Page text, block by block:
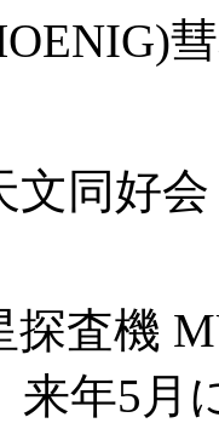
文同好
探査機
来年5月